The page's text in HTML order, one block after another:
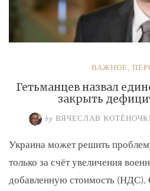
ВАЖНОЕ,
Гетьманцев назвал
закрыть
by ВЯЧЕСЛАВ
Украина может решить
только за счёт увеличения
добавленную стоимость